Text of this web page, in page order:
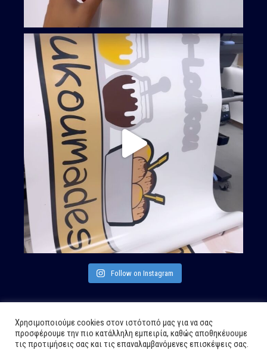
Follow on Instagram
Χρησιμοποιούμε cookies στον ιστότοπό μας για να σας
προσφέρουμε την πιο κατάλληλη εμπειρία, καθώς αποθηκέυουμε
τις προτιμήσεις σας και τις επαναλαμβανόμενες επισκέψεις σας.